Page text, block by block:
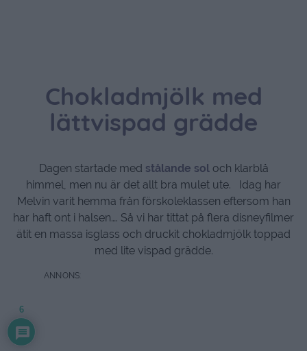
Chokladmjölk med
lättvispad grädde
Dagen startade med stålande soloch klarblå
himmel, men nu är det allt bra mulet ute. Idag har
Melvin varit hemma från förskoleklassen eftersom han
har haft ont i halsen…. Så vi har tittat på flera disneyfilmer
ätit en massa isglass och druckit chokladmjölk toppad
med lite vispad grädde.
6